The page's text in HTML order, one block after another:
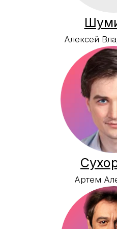
Голубцов
Юрий Васильевич
Вихоркова
Ольга Ивановна